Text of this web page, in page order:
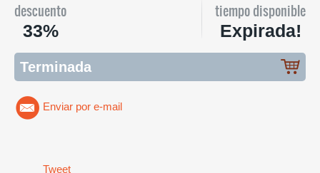
descuento
33%
tiempo disponible
Expirada!
Terminada
Enviar por e-mail
Tweet